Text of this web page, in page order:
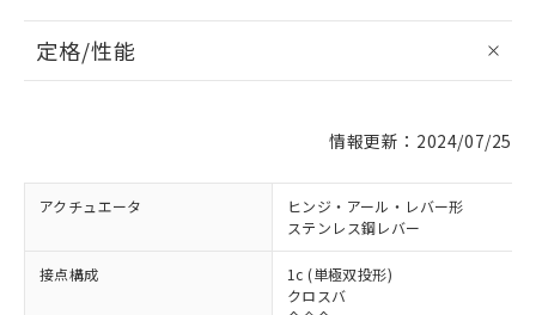
定格/性能
情報更新：2024/07/25
アクチュエータ
ヒンジ・アール・レバー形
ステンレス鋼レバー
接点構成
1c (単極双投形)
クロスバ